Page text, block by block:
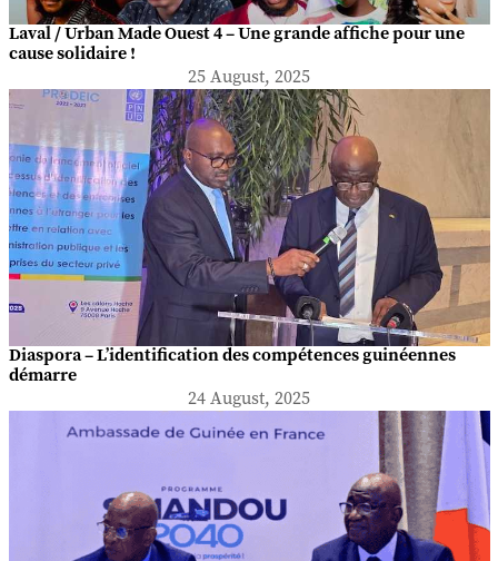
Laval / Urban Made Ouest 4 – Une grande affiche pour une
cause solidaire !
25 August, 2025
Diaspora – L’identification des compétences guinéennes
démarre
24 August, 2025